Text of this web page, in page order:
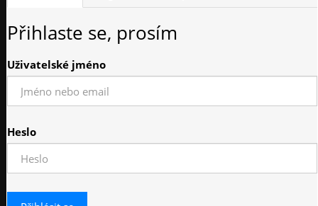
Přihlaste se, prosím
Uživatelské jméno
Heslo